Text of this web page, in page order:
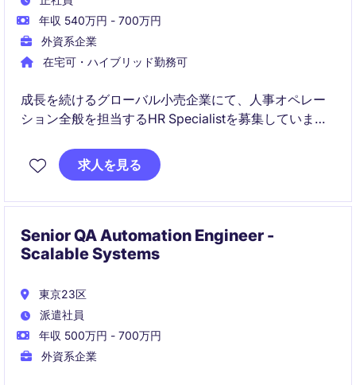
年収 540万円 - 700万円
外資系企業
在宅可・ハイブリッド勤務可
成長を続けるグローバル小売企業にて、人事オペレー
ション全般を担当するHR Specialistを募集していま
労務、給与、勤怠管理、人事制度運用など幅広い業務
を通じて、組織成長を支えていただくポジションで
求人を見る
Senior QA Automation Engineer -
Scalable Systems
東京23区
派遣社員
年収 500万円 - 700万円
外資系企業